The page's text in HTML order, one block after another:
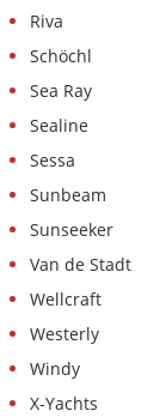
Riva
Schöchl
Sea Ray
Sealine
Sessa
Sunbeam
Sunseeker
Van de Stadt
Wellcraft
Westerly
Windy
X-Yachts